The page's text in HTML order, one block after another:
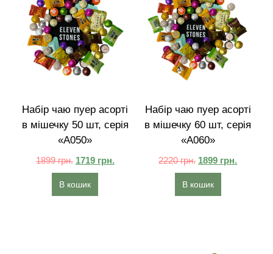
Набір чаю пуер асорті
в мішечку 50 шт, серія
«A050»
1899грн. 1719 грн.
В кошик
Набір чаю пуер асорті
в мішечку 60 шт, серія
«A060»
2220грн. 1899 грн.
В кошик